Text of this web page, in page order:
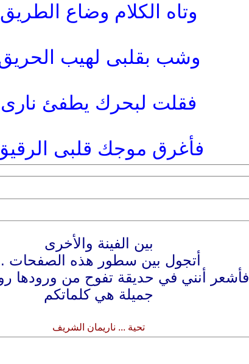
وتاه الكلام وضاع الطريق
وشب بقلبى لهيب
فقلت لبحرك يطفئ نارى
فأغرق موجك قلبى
بين الفينة والأخرى
أتجول بين سطور هذه الصفحات
فأشعر أنني في حديقة تفوح من ورودها
جميلة هي كلماتكم
تحية ... ناريمان الشريف